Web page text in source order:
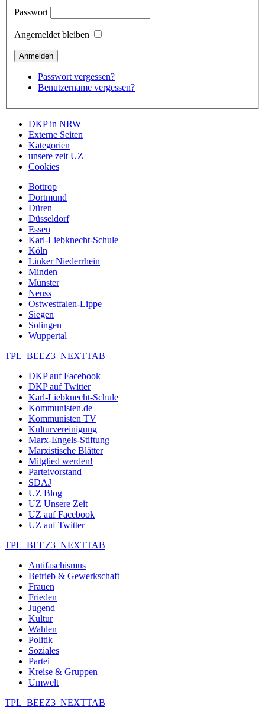
Passwort
Angemeldet bleiben
Passwort vergessen?
Benutzername vergessen?
DKP in NRW
Externe Seiten
Kategorien
unsere zeit UZ
Cookies
Bottrop
Dortmund
Düren
Düsseldorf
Essen
Karl-Liebknecht-Schule
Köln
Linker Niederrhein
Minden
Münster
Neuss
Ostwestfalen-Lippe
Siegen
Solingen
Wuppertal
TPL_BEEZ3_NEXTTAB
DKP auf Facebook
DKP auf Twitter
Karl-Liebknecht-Schule
Kommunisten.de
Kommunisten TV
Kulturvereinigung
Marx-Engels-Stiftung
Marxistische Blätter
Mitglied werden!
Parteivorstand
SDAJ
UZ Blog
UZ Unsere Zeit
UZ auf Facebook
UZ auf Twitter
TPL_BEEZ3_NEXTTAB
Antifaschismus
Betrieb & Gewerkschaft
Frauen
Frieden
Jugend
Kultur
Wahlen
Politik
Soziales
Partei
Kreise & Gruppen
Umwelt
TPL_BEEZ3_NEXTTAB